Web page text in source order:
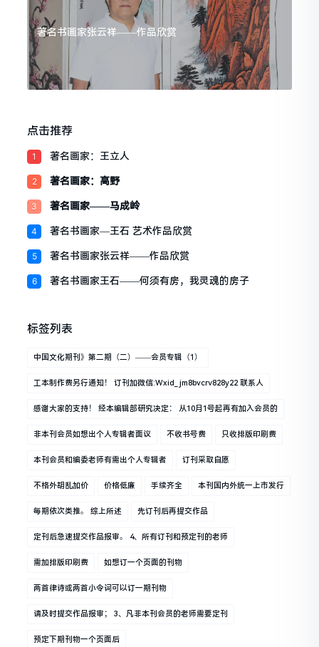
著名书画家张云祥——作品欣赏
点击推荐
1 著名画家：王立人
2 著名画家：高野
3 著名画家——马成岭
4 著名书画家—王石 艺术作品欣赏
5 著名书画家张云祥——作品欣赏
6 著名书画家王石——何须有房，我灵魂的房子
标签列表
中国文化期刊》第二期（二）——会员专辑（1）
工本制作费另行通知！ 订刊加微信:wxid_jm8bvcrv828y22 联系人
感谢大家的支持！ 经本编辑部研究决定： 从10月1号起再有加入会员的
非本刊会员如想出个人专辑者面议 不收书号费 只收排版印刷费
本刊会员和编委老师有需出个人专辑者 订刊采取自愿
不格外胡乱加价 价格低廉 手续齐全 本刊国内外统一上市发行
每期依次类推。 综上所述 先订刊后再提交作品
定刊后急速提交作品报审。 4、所有订刊和预定刊的老师
需加排版印刷费 如想订一个页面的刊物
两首律诗或两首小令词可以订一期刊物
请及时提交作品报审； 3、凡非本刊会员的老师需要定刊
预定下期刊物一个页面后